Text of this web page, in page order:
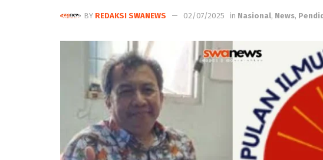
BY REDAKSI SWANEWS 02/07/2025 in Nasional, News,